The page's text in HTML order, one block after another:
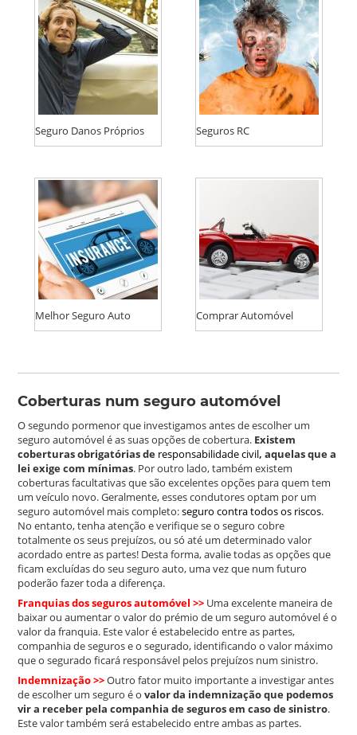
Seguro Danos Próprios Seguros RC
Melhor Seguro Auto Comprar Automóvel
Coberturas num seguro automóvel
O segundo pormenor que investigamos antes de escolher um
seguro automóvel é as suas opções de cobertura. Existem
coberturas obrigatórias de responsabilidade civil, aquelas que a
lei exige com mínimas. Por outro lado, também existem
coberturas facultativas que são excelentes opções para quem tem
um veículo novo. Geralmente, esses condutores optam por um
seguro automóvel mais completo:seguro contra todos os riscos.
No entanto, tenha atenção e verifique se o seguro cobre
totalmente os seus prejuízos, ou só até um determinado valor
acordado entre as partes! Desta forma, avalie todas as opções que
ficam excluídas do seu seguro auto, uma vez que num futuro
poderão fazer toda a diferença.
Franquias dos seguros automóvel >> Uma excelente maneira de
baixar ou aumentar o valor do prémio de um seguro automóvel é o
valor da franquia. Este valor é estabelecido entre as partes,
companhia de seguros e o segurado, identificando o valor máximo
que o segurado ficará responsável pelos prejuízos num sinistro.
Indemnização>>Outro fator muito importante a investigar antes
de escolher um seguro é ovalor da indemnização que podemos
vir a receber pela companhia de seguros em caso de sinistro.
Este valor também será estabelecido entre ambas as partes.